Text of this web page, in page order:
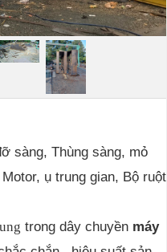
sàng, Thùng sàng, mỏ
Motor, ụ trung gian, Bộ ruột
trong dây chuyền máy